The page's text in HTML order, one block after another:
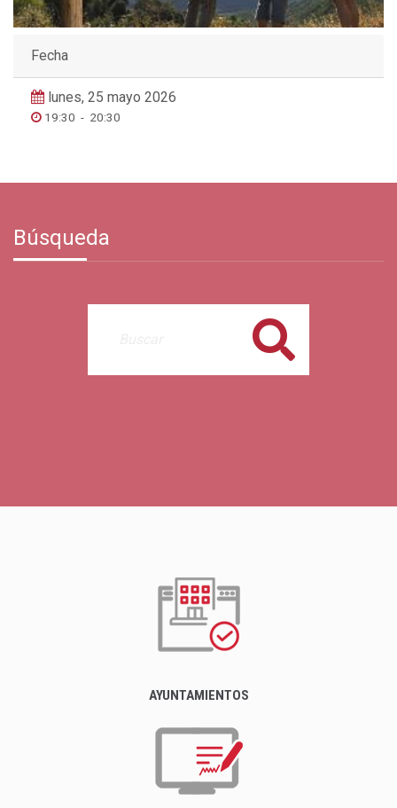
Fecha
lunes, 25 mayo 2026
19:30 - 20:30
Búsqueda
Buscar
AYUNTAMIENTOS